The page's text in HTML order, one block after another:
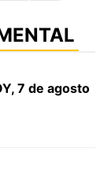
7 de agosto